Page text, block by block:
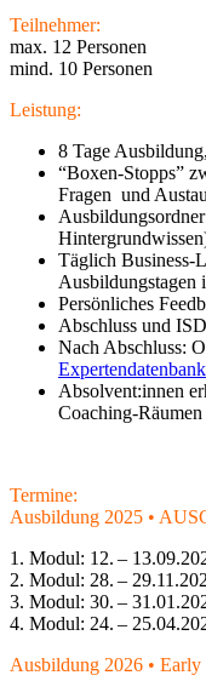
Teilnehmer:
max. 12 Personen
mind. 10 Personen
Leistung:
8 Tage
“Boxen-Stopps”
Fragen und
Täglich Business-
Ausbildungstagen
Persönliches
Abschluss und
Nach Abschluss:
Expertendatenbank
Absolvent:innen
Coaching-
Termine:
Ausbildung 2025 •
1. Modul: 12. –
2. Modul: 28. –
3. Modul: 30. –
4. Modul: 24. –
Ausbildung 2026 •